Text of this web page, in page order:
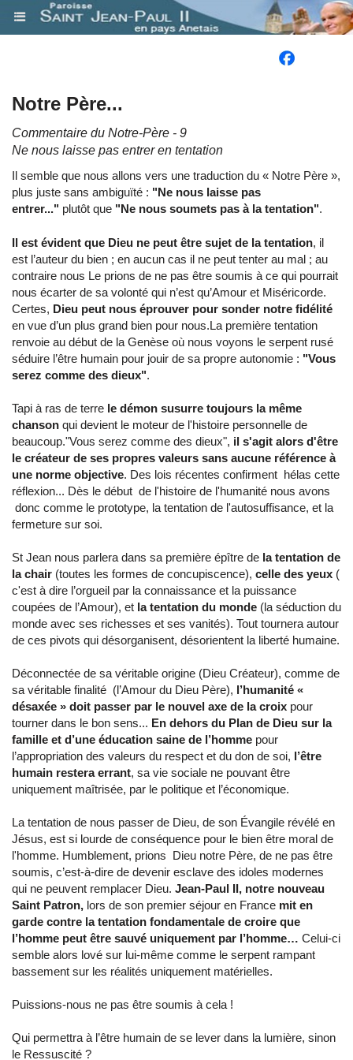
Notre Père...
Commentaire du Notre-Père - 9
Ne nous laisse pas entrer en tentation
Il semble que nous allons vers une traduction du « Notre Père »,
plus juste sans ambiguïté : "Ne nous laisse pas
entrer..." plutôt que "Ne nous soumets pas à la tentation".
Il est évident que Dieu ne peut être sujet de la tentation, il
est l’auteur du bien ; en aucun cas il ne peut tenter au mal ; au
contraire nous Le prions de ne pas être soumis à ce qui pourrait
nous écarter de sa volonté qui n’est qu’Amour et Miséricorde.
Certes, Dieu peut nous éprouver pour sonder notre fidélité
en vue d’un plus grand bien pour nous.La première tentation
renvoie au début de la Genèse où nous voyons le serpent rusé
séduire l’être humain pour jouir de sa propre autonomie : "Vous
serez comme des dieux".
Tapi à ras de terre le démon susurre toujours la même
chanson qui devient le moteur de l'histoire personnelle de
beaucoup."Vous serez comme des dieux", il s'agit alors d'être
le créateur de ses propres valeurs sans aucune référence à
une norme objective. Des lois récentes confirment hélas cette
réflexion... Dès le début de l'histoire de l'humanité nous avons
donc comme le prototype, la tentation de l'autosuffisance, et la
fermeture sur soi.
St Jean nous parlera dans sa première épître de la tentation de
la chair (toutes les formes de concupiscence), celle des yeux (
c'est à dire l’orgueil par la connaissance et la puissance
coupées de l’Amour), et la tentation du monde (la séduction du
monde avec ses richesses et ses vanités). Tout tournera autour
de ces pivots qui désorganisent, désorientent la liberté humaine.
Déconnectée de sa véritable origine (Dieu Créateur), comme de
sa véritable finalité (l’Amour du Dieu Père), l’humanité «
désaxée » doit passer par le nouvel axe de la croix pour
tourner dans le bon sens... En dehors du Plan de Dieu sur la
famille et d’une éducation saine de l’homme pour
l’appropriation des valeurs du respect et du don de soi, l’être
humain restera errant, sa vie sociale ne pouvant être
uniquement maîtrisée, par le politique et l’économique.
La tentation de nous passer de Dieu, de son Évangile révélé en
Jésus, est si lourde de conséquence pour le bien être moral de
l'homme. Humblement, prions Dieu notre Père, de ne pas être
soumis, c’est-à-dire de devenir esclave des idoles modernes
qui ne peuvent remplacer Dieu. Jean-Paul II, notre nouveau
Saint Patron, lors de son premier séjour en France mit en
garde contre la tentation fondamentale de croire que
l’homme peut être sauvé uniquement par l’homme… Celui-ci
semble alors lové sur lui-même comme le serpent rampant
bassement sur les réalités uniquement matérielles.
Puissions-nous ne pas être soumis à cela !
Qui permettra à l’être humain de se lever dans la lumière, sinon
le Ressuscité ?